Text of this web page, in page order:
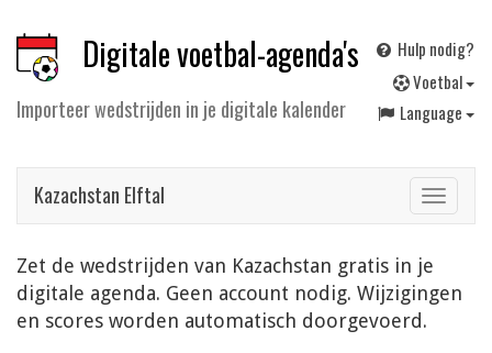
Digitale voetbal-agenda's
Importeer wedstrijden in je digitale kalender
Hulp nodig?
Voetbal
Language
Toggle
Kazachstan Elftal
Zet de wedstrijden van Kazachstan gratis in je
digitale agenda. Geen account nodig. Wijzigingen
en scores worden automatisch doorgevoerd.